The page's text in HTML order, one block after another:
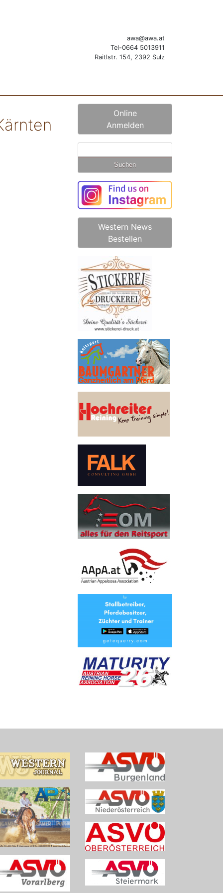
awa@awa.at
Tel-0664 5013911
Raitlstr. 154, 2392 Sulz
Online
Anmelden
nach:
Western News
Bestellen